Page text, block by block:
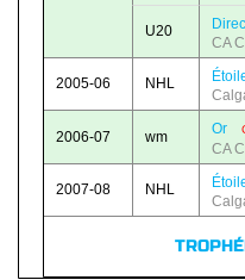
U20
CA
2005-06 NHL
2006-07 wm Or
CA
2007-08 NHL